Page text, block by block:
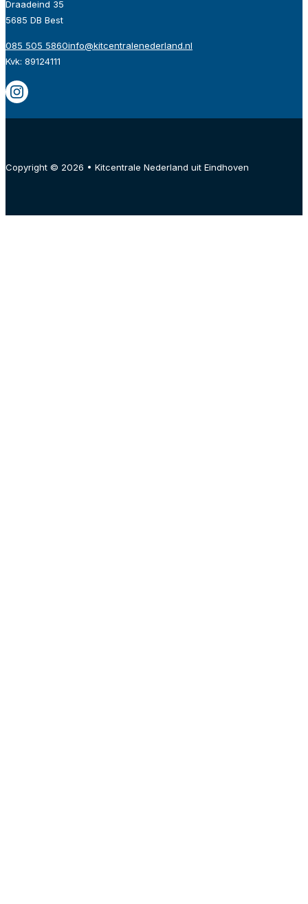
Draadeind 35
5685 DB Best
085 505 5860info@kitcentralenederland.nl
Kvk: 89124111
Copyright © 2026 • Kitcentrale Nederland uit Eindhoven